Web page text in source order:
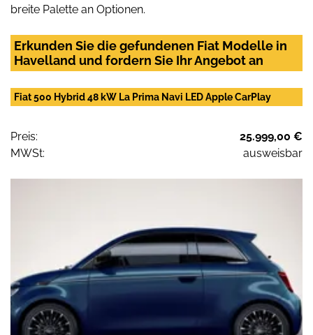
breite Palette an Optionen.
Erkunden Sie die gefundenen Fiat Modelle in
Havelland und fordern Sie Ihr Angebot an
Fiat 500 Hybrid 48 kW La Prima Navi LED Apple CarPlay
Preis:
25.999,00 €
MWSt:
ausweisbar